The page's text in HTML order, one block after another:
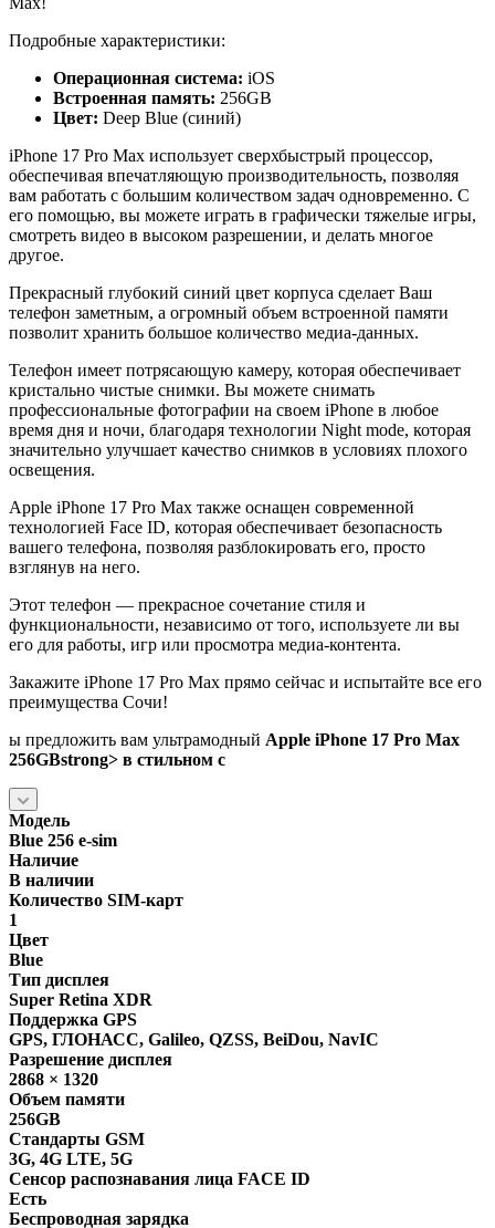
Подробные характеристики:
Операционная система: iOS
Встроенная память: 256GB
Цвет: Deep Blue (синий)
iPhone 17 Pro Max использует сверхбыстрый процессор,
обеспечивая впечатляющую производительность, позволяя
вам работать с большим количеством задач одновременно. С
его помощью, вы можете играть в графически тяжелые игры,
смотреть видео в высоком разрешении, и делать многое
другое.
Прекрасный глубокий синий цвет корпуса сделает Ваш
телефон заметным, а огромный объем встроенной памяти
позволит хранить большое количество медиа-данных.
Телефон имеет потрясающую камеру, которая обеспечивает
кристально чистые снимки. Вы можете снимать
профессиональные фотографии на своем iPhone в любое
время дня и ночи, благодаря технологии Night mode, которая
значительно улучшает качество снимков в условиях плохого
освещения.
Apple iPhone 17 Pro Max также оснащен современной
технологией Face ID, которая обеспечивает безопасность
вашего телефона, позволяя разблокировать его, просто
взглянув на него.
Этот телефон — прекрасное сочетание стиля и
функциональности, независимо от того, используете ли вы
его для работы, игр или просмотра медиа-контента.
Закажите iPhone 17 Pro Max прямо сейчас и испытайте все его
преимущества Сочи!
ы предложить вам ультрамодный Apple iPhone 17 Pro Max
256GB​strong> в стильном с
Модель
Blue 256 e-sim
Наличие
В наличии
Количество SIM-карт
1
Цвет
Blue
Тип дисплея
Super Retina XDR
Поддержка GPS
GPS, ГЛОНАСС, Galileo, QZSS, BeiDou, NavIC
Разрешение дисплея
2868 × 1320
Объем памяти
256GB
Стандарты GSM
3G, 4G LTE, 5G
Сенсор распознавания лица FACE ID
Есть
Беспроводная зарядка